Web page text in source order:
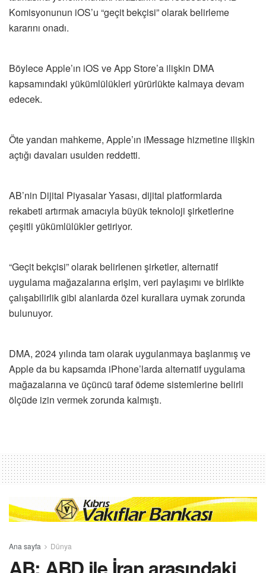
Komisyonunun iOS’u “geçit bekçisi” olarak belirleme
kararını onadı.
Böylece Apple’ın iOS ve App Store’a ilişkin DMA
kapsamındaki yükümlülükleri yürürlükte kalmaya devam
edecek.
Öte yandan mahkeme, Apple’ın iMessage hizmetine ilişkin
açtığı davaları usulden reddetti.
AB’nin Dijital Piyasalar Yasası, dijital platformlarda
rekabeti artırmak amacıyla büyük teknoloji şirketlerine
çeşitli yükümlülükler getiriyor.
“Geçit bekçisi” olarak belirlenen şirketler, alternatif
uygulama mağazalarına erişim, veri paylaşımı ve birlikte
çalışabilirlik gibi alanlarda özel kurallara uymak zorunda
bulunuyor.
DMA, 2024 yılında tam olarak uygulanmaya başlanmış ve
Apple da bu kapsamda iPhone’larda alternatif uygulama
mağazalarına ve üçüncü taraf ödeme sistemlerine belirli
ölçüde izin vermek zorunda kalmıştı.
Ana sayfa Dünya
AB: ABD ile İran arasındaki